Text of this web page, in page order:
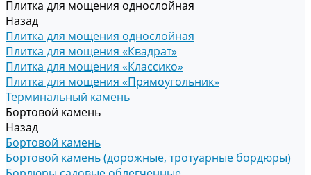
Плитка для мощения однослойная
Назад
Плитка для мощения однослойная
Плитка для мощения «Квадрат»
Плитка для мощения «Классико»
Плитка для мощения «Прямоугольник»
Терминальный камень
Бортовой камень
Назад
Бортовой камень
Бортовой камень (дорожные, тротуарные бордюры)